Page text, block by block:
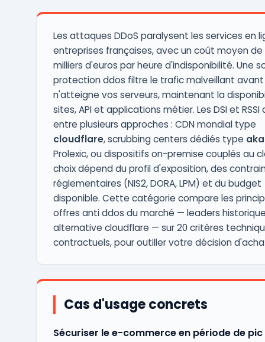
Les attaques DDoS paralysent les services en
entreprises françaises, avec un coût moyen de
milliers d'euros par heure d'indisponibilité. Une
protection ddos filtre le trafic malveillant avant
n'atteigne vos serveurs, maintenant la
sites, API et applications métier. Les DSI et
entre plusieurs approches : CDN mondial type
cloudflare, scrubbing centers dédiés type
Prolexic, ou dispositifs on-premise couplés au
choix dépend du profil d'exposition, des
réglementaires (NIS2, DORA, LPM) et du budget
disponible. Cette catégorie compare les
offres anti ddos du marché — leaders
alternative cloudflare — sur 20 critères
contractuels, pour outiller votre décision
Cas d'usage concrets
Sécuriser le e-commerce en période de pic